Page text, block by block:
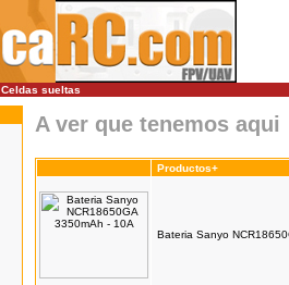
Celdas sueltas
A ver que tenemos aqui
Productos+
Bateria Sanyo